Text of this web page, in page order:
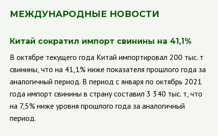
МЕЖДУНАРОДНЫЕ НОВОСТИ
Китай сократил импорт свинины на 41,1%
В октябре текущего года Китай импортировал 200 тыс. т
свинины, что на 41,1% ниже показателя прошлого года за
аналогичный период. В период с января по октябрь 2021
года импорт свинины в страну составил 3 340 тыс. т, что
на 7,5% ниже уровня прошлого года за аналогичный
период.